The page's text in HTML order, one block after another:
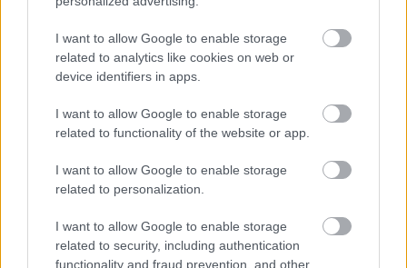
I want to allow Google to enable storage
related to analytics like cookies on web or
device identifiers in apps.
I want to allow Google to enable storage
related to functionality of the website or app.
I want to allow Google to enable storage
related to personalization.
I want to allow Google to enable storage
related to security, including authentication
functionality and fraud prevention, and other
SZEMHÉJPÚDER DOLL-EYES
Kövesd a Glamour cikkeit a